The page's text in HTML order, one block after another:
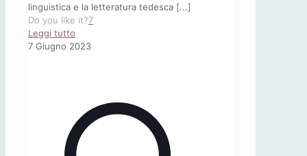
linguistica e la letteratura tedesca [...]
Do you like it?7
Leggi tutto
Studi
dell’AIG,
6
(2023-
2024)
7 Giugno 2023